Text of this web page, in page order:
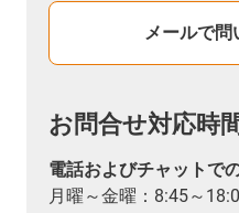
メールで問
お問合せ対応時
電話およびチャットで
月曜～金曜：8:45～